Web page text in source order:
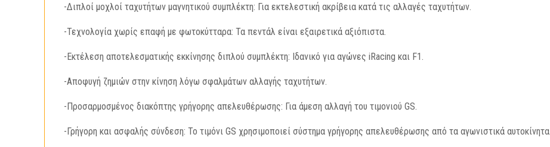
-Διπλοί μοχλοί ταχυτήτων μαγνητικού συμπλέκτη: Για εκτελεστική ακρίβεια κατά τις αλλαγές ταχυτήτων.
-Τεχνολογία χωρίς επαφή με φωτοκύτταρα: Τα πεντάλ είναι εξαιρετικά αξιόπιστα.
-Εκτέλεση αποτελεσματικής εκκίνησης διπλού συμπλέκτη: Ιδανικό για αγώνες iRacing και F1.
-Αποφυγή ζημιών στην κίνηση λόγω σφαλμάτων αλλαγής ταχυτήτων.
-Προσαρμοσμένος διακόπτης γρήγορης απελευθέρωσης: Για άμεση αλλαγή του τιμονιού GS.
-Γρήγορη και ασφαλής σύνδεση: Το τιμόνι GS χρησιμοποιεί σύστημα γρήγορης απελευθέρωσης από τα αγωνιστικά αυτοκίνητα.